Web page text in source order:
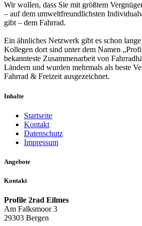
Wir wollen, dass Sie mit größtem
– auf dem umweltfreundlichsten
gibt – dem Fahrrad.
Ein ähnliches Netzwerk gibt es schon
Kollegen dort sind unter dem Namen
bekannteste Zusammenarbeit von
Ländern und wurden mehrmals als beste
Fahrrad & Freizeit ausgezeichnet.
Inhalte
Startseite
Kontakt
Datenschutz
Impressum
Angebote
Kontakt
Profile 2rad Eilmes
Am Falksmoor 3
29303 Bergen